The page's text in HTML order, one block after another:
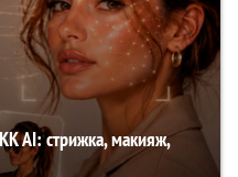
AI: стрижка, макияж,